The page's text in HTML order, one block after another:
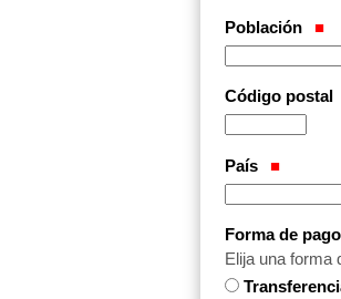
Población
Código postal
País
Forma de pago
Elija una forma